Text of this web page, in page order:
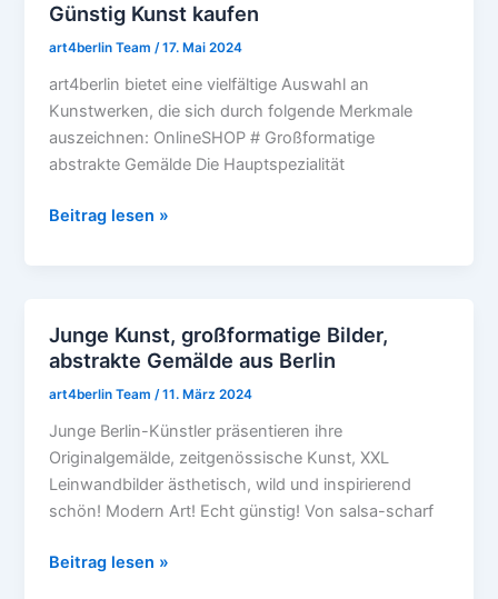
Günstig Kunst kaufen
art4berlin Team/17. Mai 2024
art4berlin bietet eine vielfältige Auswahl an
Kunstwerken, die sich durch folgende Merkmale
auszeichnen: OnlineSHOP # Großformatige
abstrakte Gemälde Die Hauptspezialität
Günstig
Kunst
Beitrag lesen »
Junge Kunst, großformatige Bilder,
abstrakte Gemälde aus Berlin
art4berlin Team/11. März 2024
Junge Berlin-Künstler präsentieren ihre
Originalgemälde, zeitgenössische Kunst, XXL
Leinwandbilder ästhetisch, wild und inspirierend
schön! Modern Art! Echt günstig! Von salsa-scharf
Junge
Kunst,
großformatige
abstrakte
Gemälde
aus
Berlin
Beitrag lesen »